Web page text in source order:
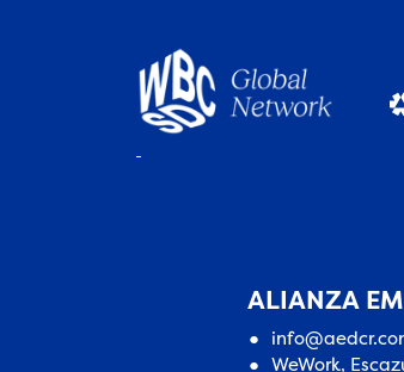
ALIANZA
WeWork,